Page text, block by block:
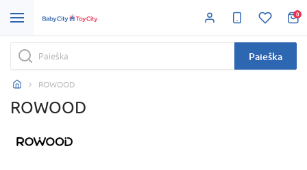
0
Paieška
ROWOOD
ROWOOD